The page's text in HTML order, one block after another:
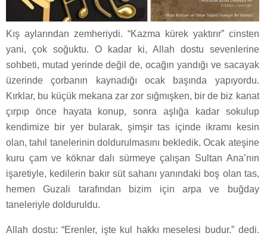
Kış aylarından zemheriydi. “Kazma kürek yaktırır” cinsten
yani, çok soğuktu. O kadar ki, Allah dostu sevenlerine
sohbeti, mutad yerinde değil de, ocağın yandığı ve sacayak
üzerinde çorbanın kaynadığı ocak başında yapıyordu.
Kırklar, bu küçük mekana zar zor sığmışken, bir de biz kanat
çırpıp önce hayata konup, sonra aşlığa kadar sokulup
kendimize bir yer bularak, şimşir tas içinde ikramı kesin
olan, tahıl tanelerinin doldurulmasını bekledik. Ocak ateşine
kuru çam ve köknar dalı sürmeye çalışan Sultan Ana’nın
işaretiyle, kedilerin bakır süt sahanı yanındaki boş olan tas,
hemen Guzali tarafından bizim için arpa ve buğday
taneleriyle dolduruldu.
Allah dostu: “Erenler, işte kul hakkı meselesi budur.” dedi.